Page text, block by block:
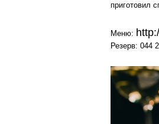
приготовил
Меню:
Резерв: 044